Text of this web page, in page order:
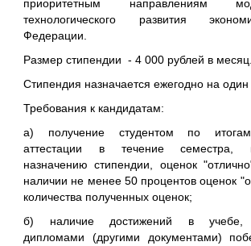
приоритетным направлениям
технологического развития
Федерации.
Размер стипендии - 4 000 рублей в месяц.
Стипендия назначается ежегодно на один
Требования к кандидатам:
а) получение студентом по итогам
аттестации в течение семестра,
назначению стипендии, оценок
наличии не менее 50 процентов оценок
количества полученных оценок;
б) наличие достижений в учебе,
дипломами (другими документами)